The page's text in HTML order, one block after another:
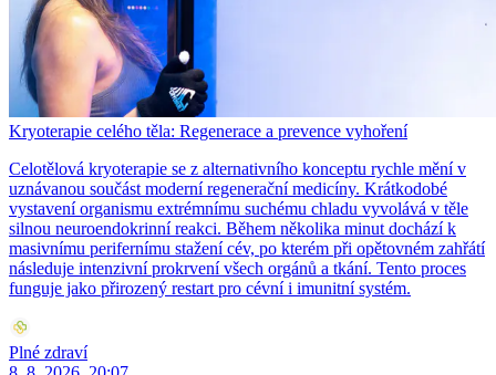
Kryoterapie celého těla: Regenerace a prevence vyhoření
Celotělová kryoterapie se z alternativního konceptu rychle mění v
uznávanou součást moderní regenerační medicíny. Krátkodobé
vystavení organismu extrémnímu suchému chladu vyvolává v těle
silnou neuroendokrinní reakci. Během několika minut dochází k
masivnímu perifernímu stažení cév, po kterém při opětovném zahřátí
následuje intenzivní prokrvení všech orgánů a tkání. Tento proces
funguje jako přirozený restart pro cévní i imunitní systém.
Plné zdraví